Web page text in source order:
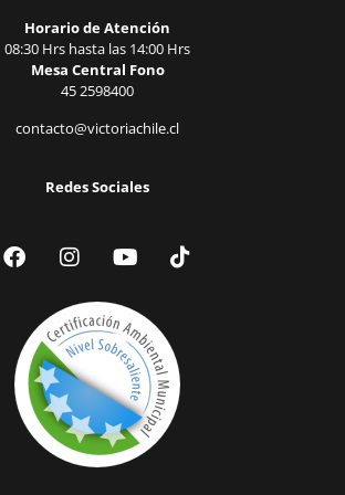
Horario de Atención
08:30 Hrs hasta las 14:00 Hrs
Mesa Central Fono
45 2598400
contacto@victoriachile.cl
Redes Sociales